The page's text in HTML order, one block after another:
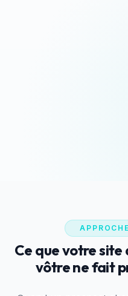
Ce que votre
vôtre ne fait